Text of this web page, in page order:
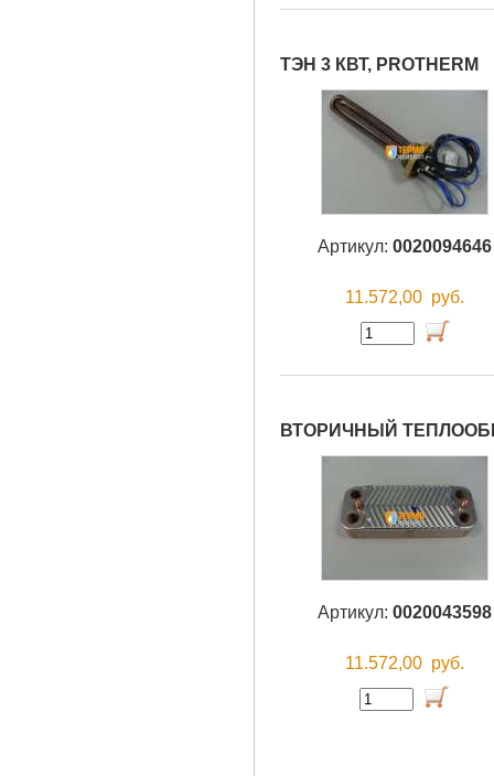
ТЭН 3 КВТ, PROTHERM
Артикул: 0020094646
11.572,00 руб.
ВТОРИЧНЫЙ
Артикул: 0020043598
11.572,00 руб.